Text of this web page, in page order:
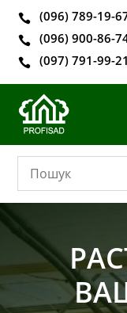
 (096) 789-19-
 (096) 900-86-
 (097) 791-99-